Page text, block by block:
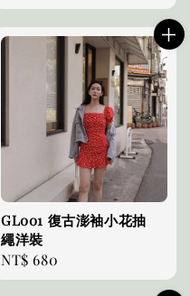
GL001 復古澎袖小花抽
繩洋裝
Regular
price
NT$ 680